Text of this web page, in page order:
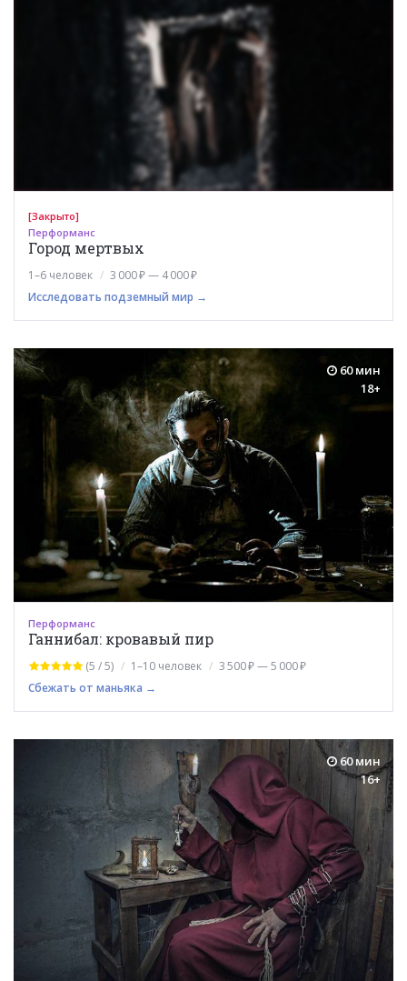
[Закрыто]
Перформанс
Город мертвых
1–6 человек
3 000 ₽ — 4 000 ₽
Исследовать подземный мир →
60 мин
18+
Перформанс
Ганнибал: кровавый пир
(5 / 5) 1–10 человек
3 500 ₽ — 5 000 ₽
Сбежать от маньяка →
60 мин
16+